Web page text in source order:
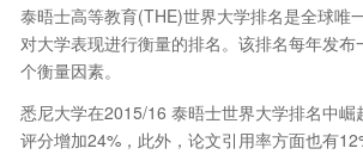
泰晤士高等教育(THE)世界大学排名是全球唯
对大学表现进行衡量的排名。该排名每年发
个衡量因素。
悉尼大学在2015/16 泰晤士世界大学排名中
评分增加24%，此外，论文引用率方面也有